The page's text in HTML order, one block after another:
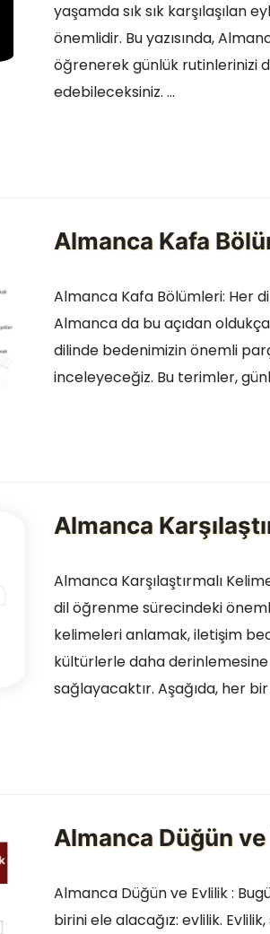
yaşamda sık sık karşılaşılan
önemlidir. Bu yazısında,
öğrenerek günlük rutinlerinizi
edebileceksiniz. …
Almanca Kafa
Almanca Kafa Bölümleri: Her
Almanca da bu açıdan
dilinde bedenimizin önemli
inceleyeceğiz. Bu terimler,
Almanca
Almanca Karşılaştırmalı
dil öğrenme sürecindeki
kelimeleri anlamak, iletişim
kültürlerle daha derinlemesine
sağlayacaktır. Aşağıda, her bir
Almanca Düğün
Almanca Düğün ve Evlilik :
birini ele alacağız: evlilik.